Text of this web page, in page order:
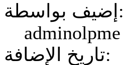
إضيف بواسطة:
adminolpme
تاريخ الإضافة: